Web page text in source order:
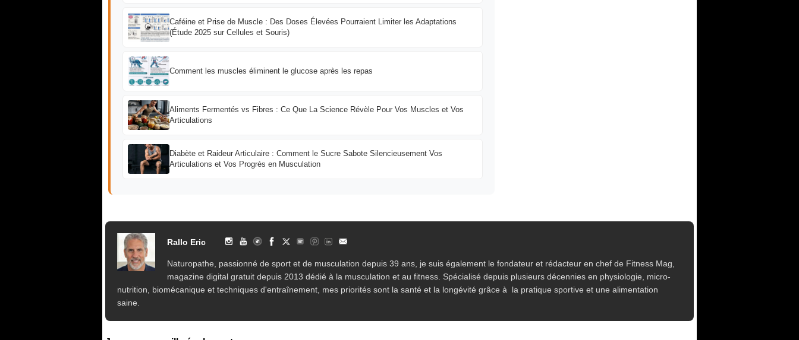
Caféine et Prise de Muscle : Des Doses Élevées Pourraient Limiter les Adaptations
(Étude 2025 sur Cellules et Souris)
Comment les muscles éliminent le glucose après les repas
Aliments Fermentés vs Fibres : Ce Que La Science Révèle Pour Vos Muscles et Vos
Articulations
Diabète et Raideur Articulaire : Comment le Sucre Sabote Silencieusement Vos
Articulations et Vos Progrès en Musculation
Rallo Eric
Naturopathe, passionné de sport et de musculation depuis 39 ans, je suis également le fondateur et rédacteur en chef de Fitness Mag,
magazine digital gratuit depuis 2013 dédié à la musculation et au fitness. Spécialisé depuis plusieurs décennies en physiologie, micro-
nutrition, biomécanique et techniques d'entraînement, mes priorités sont la santé et la longévité grâce à la pratique sportive et une alimentation
saine.